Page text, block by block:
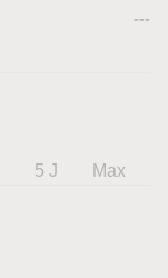
---
5 J Max